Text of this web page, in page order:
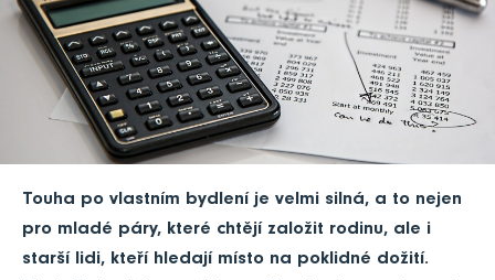
Touha po vlastním bydlení je velmi silná, a to nejen
pro mladé páry, které chtějí založit rodinu, ale i
starší lidi, kteří hledají místo na poklidné dožití.